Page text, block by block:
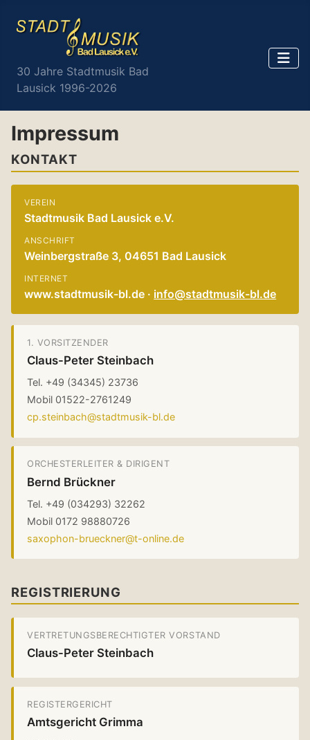
30 Jahre Stadtmusik Bad
Lausick 1996-2026
Impressum
KONTAKT
VEREIN
Stadtmusik Bad Lausick e.V.
ANSCHRIFT
Weinbergstraße 3, 04651 Bad Lausick
INTERNET
www.stadtmusik-bl.de · info@stadtmusik-bl.de
1. VORSITZENDER
Claus-Peter Steinbach
Tel. +49 (34345) 23736
Mobil 01522-2761249
cp.steinbach@stadtmusik-bl.de
ORCHESTERLEITER & DIRIGENT
Bernd Brückner
Tel. +49 (034293) 32262
Mobil 0172 98880726
saxophon-brueckner@t-online.de
REGISTRIERUNG
VERTRETUNGSBERECHTIGTER VORSTAND
Claus-Peter Steinbach
REGISTERGERICHT
Amtsgericht Grimma